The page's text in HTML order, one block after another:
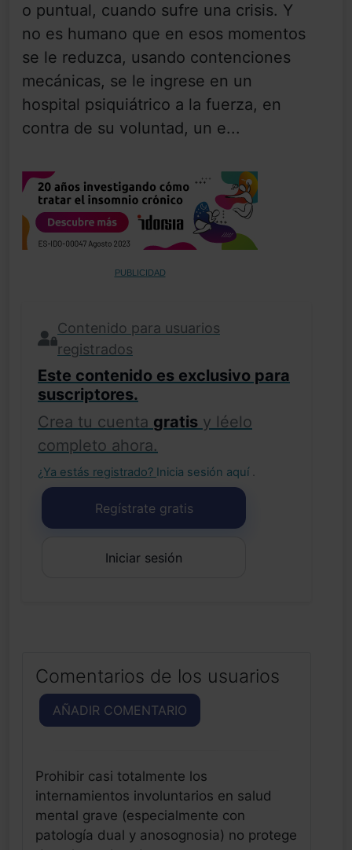
o puntual, cuando sufre una crisis. Y
no es humano que en esos momentos
se le reduzca, usando contenciones
mecánicas, se le ingrese en un
hospital psiquiátrico a la fuerza, en
contra de su voluntad, un e...
PUBLICIDAD
Contenido para usuarios
registrados
Este contenido es exclusivo para
suscriptores.
Crea tu cuenta gratis y léelo
completo ahora.
¿Ya estás registrado? Inicia sesión aquí .
Regístrate gratis
Iniciar sesión
Comentarios de los usuarios
AÑADIR COMENTARIO
Prohibir casi totalmente los
internamientos involuntarios en salud
mental grave (especialmente con
patología dual y anosognosia) no protege